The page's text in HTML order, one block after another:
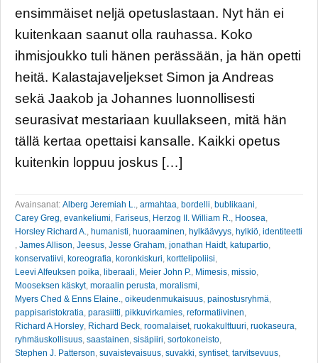
ensimmäiset neljä opetuslastaan. Nyt hän ei
kuitenkaan saanut olla rauhassa. Koko
ihmisjoukko tuli hänen perässään, ja hän opetti
heitä. Kalastajaveljekset Simon ja Andreas
sekä Jaakob ja Johannes luonnollisesti
seurasivat mestariaan kuullakseen, mitä hän
tällä kertaa opettaisi kansalle. Kaikki opetus
kuitenkin loppuu joskus […]
Avainsanat: Alberg Jeremiah L. armahtaa bordelli bublikaani
Carey Greg evankeliumi Fariseus Herzog II. William R. Hoosea
Horsley Richard A.
humanisti huoraaminen hylkäävyys hylkiö identiteetti
James Allison Jeesus Jesse Graham jonathan Haidt, katupartio
konservatiivi koreografia koronkiskuri korttelipoliisi
Leevi Alfeuksen poika liberaali Meier John P. Mimesis missio
Mooseksen käskyt, moraalin perusta moralismi
Myers Ched & Enns Elaine.
oikeudenmukaisuus painostusryhmä
pappisaristokratia parasiitti pikkuvirkamies reformatiivinen
Richard A Horsley Richard Beck roomalaiset, ruokakulttuuri ruokaseura
ryhmäuskollisuus saastainen sisäpiiri sortokoneisto
Stephen J. Patterson suvaistevaisuus suvakki syntiset, tarvitsevuus